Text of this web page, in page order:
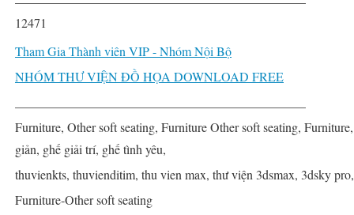
12471
Tham Gia Thành viên VIP - Nhóm Nội Bộ
NHÓM THƯ VIỆN ĐỒ HỌA DOWNLOAD FREE
Furniture, Other soft seating, Furniture Other soft seating,
giản, ghế giải trí, ghế tình yêu,
thuvienkts, thuvienditim, thu vien max, thư viện 3dsmax, 3dsky
Furniture-Other soft seating